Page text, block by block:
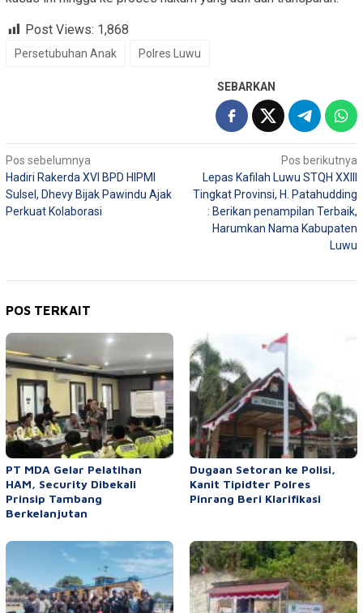
Post Views: 1,868
Persetubuhan Anak Polres Luwu
SEBARKAN
Navigasi
pos
Pos sebelumnya
Hadiri Rakerda XVI BPD HIPMI
Sulsel, Dhevy Bijak Pawindu Ajak
Perkuat Kolaborasi
Pos berikutnya
Lepas Kafilah Luwu STQH XXIII
Tingkat Provinsi, H. Patahudding
: Berikan penampilan Terbaik,
Harumkan Nama Kabupaten
Luwu
POS TERKAIT
PT MDA Gelar Pelatihan
HAM, Security Dibekali
Prinsip Tambang
Berkelanjutan
Dugaan Setoran ke Polisi,
Kanit Tipidter Polres
Pinrang Beri Klarifikasi